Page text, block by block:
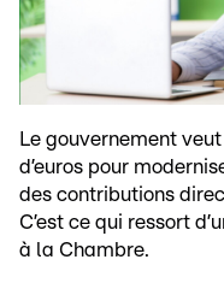
Le gouvernement
d’euros pour
des contributions
C’est ce qui ressort
à la Chambre.